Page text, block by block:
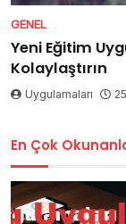
GENEL
Yeni Eğitim
Kolaylaştırın
Uygulamaları
En Çok